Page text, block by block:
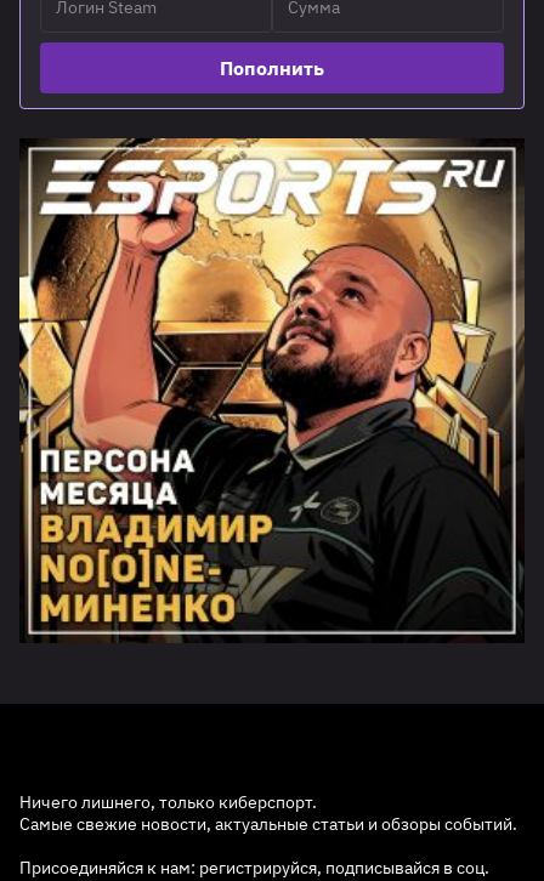
Пополнить
Ничего лишнего, только киберспорт.
Самые свежие новости, актуальные статьи и обзоры событий.
Присоединяйся к нам: регистрируйся, подписывайся в соц.